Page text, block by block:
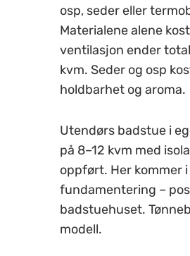
osp, seder eller
Materialene alene
ventilasjon ender
kvm. Seder og osp
holdbarhet og aroma.
Utendørs badstue i
på 8–12 kvm med
oppført. Her kommer
fundamentering –
badstuehuset.
modell.